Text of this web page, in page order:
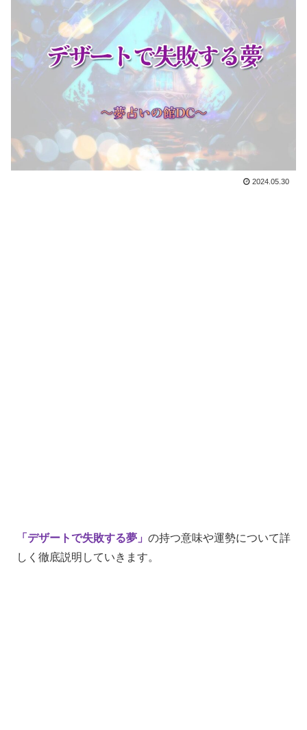
2024.05.30
「デザートで失敗する夢」 の持つ意味や運勢について詳
しく徹底説明していきます。